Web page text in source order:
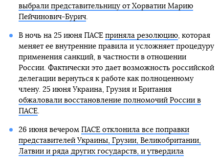
выбрали представительницу от Хорватии Марию
Пейчинович-Бурич.
В ночь на 25 июня ПАСЕ приняла резолюцию, которая
меняет ее внутренние правила и усложняет процедуру
применения санкций, в частности в отношении
России. Фактически это дает возможность российской
делегации вернуться к работе как полноценному
члену. 25 июня Украина, Грузия и Британия
обжаловали восстановление полномочий России в
ПАСЕ.
26 июня вечером ПАСЕ отклонила все поправки
представителей Украины, Грузии, Великобритании,
Латвии и ряда других государств, и утвердила